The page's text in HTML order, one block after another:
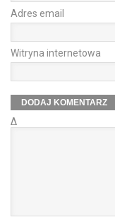
Adres email
Witryna internetowa
Δ